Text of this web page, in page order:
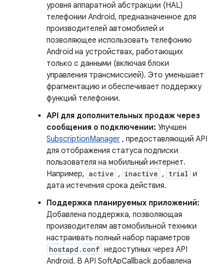
уровня аппаратной абстракции (HAL)
телефонии Android, предназначенное для
производителей автомобилей и
позволяющее использовать телефонию
Android на устройствах, работающих
только с данными (включая блоки
управления трансмиссией). Это уменьшает
фрагментацию и обеспечивает поддержку
функций телефонии.
API для дополнительных продаж через
сообщения о подключении: Улучшен
SubscriptionManager , предоставляющий API
для отображения статуса подписки
пользователя на мобильный интернет.
Например, active , inactive , trial и
дата истечения срока действия.
Поддержка планируемых приложений:
Добавлена ​​поддержка, позволяющая
производителям автомобильной техники
настраивать полный набор параметров
hostapd.conf недоступных через API
Android. В API SoftApCallback добавлена ​​